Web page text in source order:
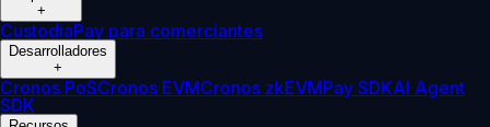
+
CustodiaPay para comerciantes
Desarrolladores
+
Cronos PoSCronos EVMCronos zkEVMPay SDKAI Agent
SDK